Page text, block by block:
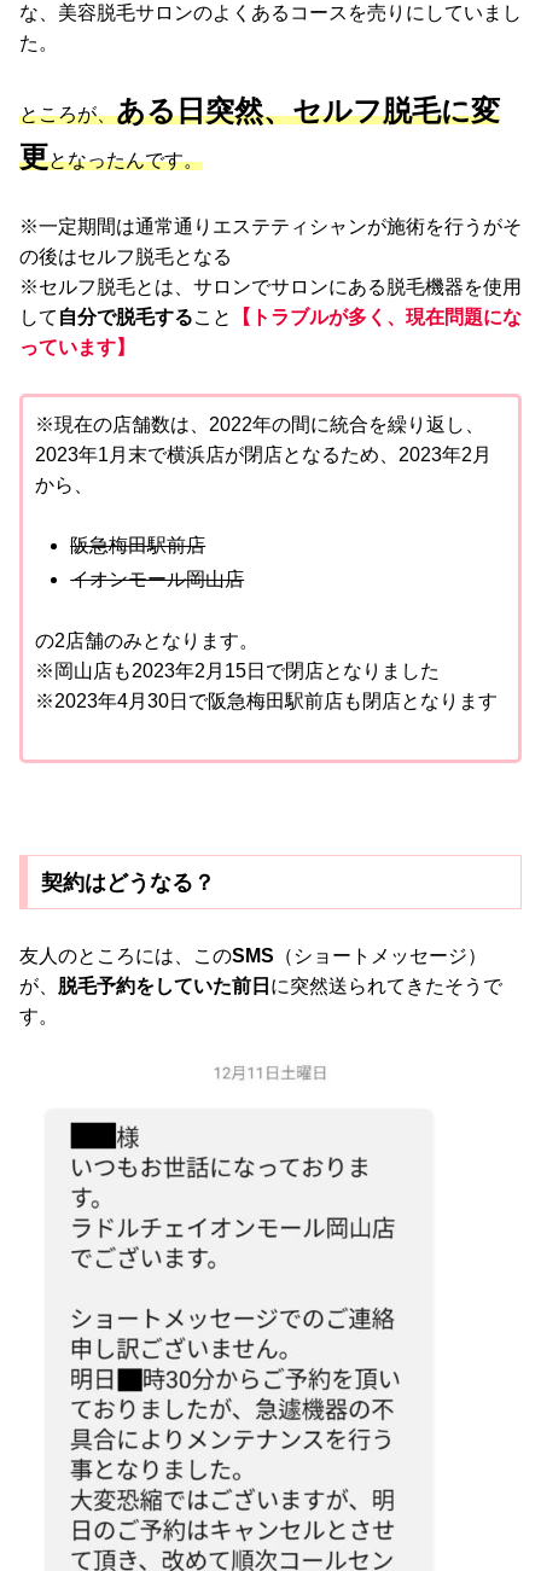
な、美容脱毛サロンのよくあるコースを売りにしていまし
た。
ところが、ある日突然、セルフ脱毛に変
更となったんです。
※一定期間は通常通りエステティシャンが施術を行うがそ
の後はセルフ脱毛となる
※セルフ脱毛とは、サロンでサロンにある脱毛機器を使用
して 自分で脱毛すること
【トラブルが多く、現在問題にな
っています】
※現在の店舗数は、2022年の間に統合を繰り返し、
2023年1月末で横浜店が閉店となるため、2023年2月
から、
阪急梅田駅前店
イオンモール岡山店
の2店舗のみとなります。
※岡山店も2023年2月15日で閉店となりました
※2023年4月30日で阪急梅田駅前店も閉店となります
契約はどうなる？
友人のところには、このSMS （ショートメッセージ）
が、 脱毛予約をしていた前日 に突然送られてきたそうで
す。